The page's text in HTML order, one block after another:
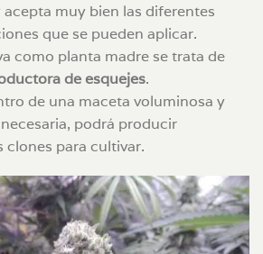
acepta muy bien las diferentes
que se pueden aplicar.
como planta madre se trata de
de esquejes.
de una maceta voluminosa y
podrá producir
clones para cultivar.